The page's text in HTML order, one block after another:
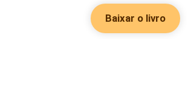
Baixar o livro